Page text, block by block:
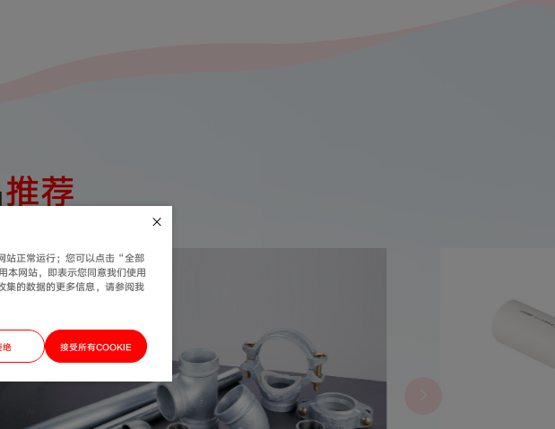
推荐
站正常运行；您可以点击“全部
网站，即表示您同意我们使用
的数据的更多信息，请参阅我
绝 接受所有COOKIE